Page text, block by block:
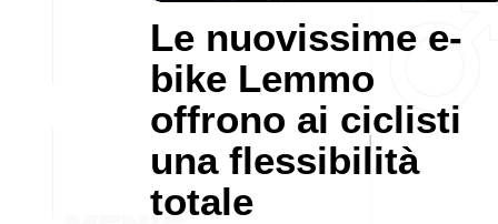
Le nuovissime e-
bike Lemmo
offrono ai ciclisti
una flessibilità
totale